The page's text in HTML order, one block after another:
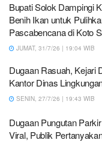
Bupati Solok Dampingi
Benih Ikan untuk
Pascabencana di Koto
JUMAT, 31/7/26 | 19:04 WIB
Dugaan Rasuah, Kejari
Kantor Dinas
SENIN, 27/7/26 | 19:43 WIB
Dugaan Pungutan
Viral, Publik